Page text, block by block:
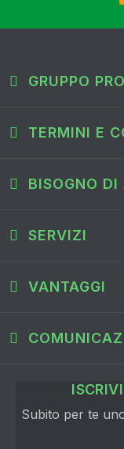
GRUPPO
TERMINI E
BISOGNO DI
SERVIZI
VANTAGGI
Subito per te